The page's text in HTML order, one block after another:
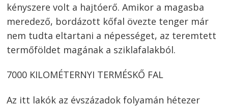
kényszere volt a hajtóerő. Amikor a magasba
meredező, bordázott kőfal övezte tenger már
nem tudta eltartani a népességet, az teremtett
termőföldet magának a sziklafalakból.
7000 KILOMÉTERNYI TERMÉSKŐ FAL
Az itt lakók az évszázadok folyamán hétezer